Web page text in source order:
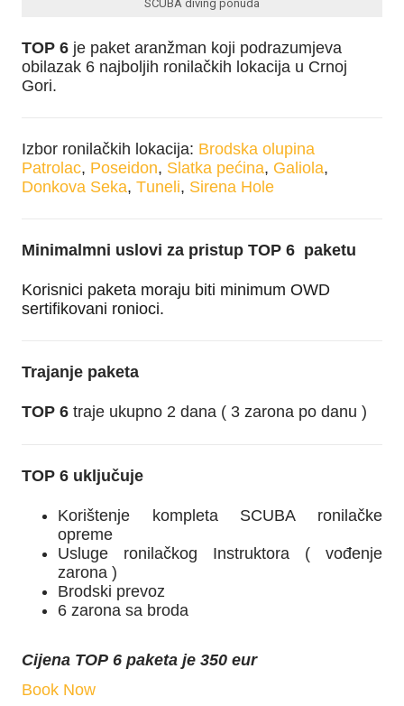
SCUBA diving ponuda
TOP 6 je paket aranžman koji podrazumjeva
obilazak 6 najboljih ronilačkih lokacija u Crnoj
Gori.
Izbor ronilačkih lokacija: Brodska olupina
Patrolac, Poseidon, Slatka pećina, Galiola,
Donkova Seka, Tuneli, Sirena Hole
Minimalmni uslovi za pristup TOP 6 paketu
Korisnici paketa moraju biti minimum OWD
sertifikovani ronioci.
Trajanje paketa
TOP 6 traje ukupno 2 dana ( 3 zarona po danu )
TOP 6 uključuje
Korištenje kompleta SCUBA ronilačke
opreme
Usluge ronilačkog Instruktora ( vođenje
zarona )
Brodski prevoz
6 zarona sa broda
Cijena TOP 6 paketa je 350 eur
Book Now